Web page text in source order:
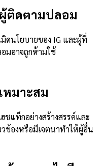
ติดตามปลอม
ดนโยบายของ IG และผู้ที่
มอาจถูกห้ามใช้
หมาะสม
ชแท็กอย่างสร้างสรรค์และ
ข้องหรือมีเจตนาทำให้ผู้อื่น